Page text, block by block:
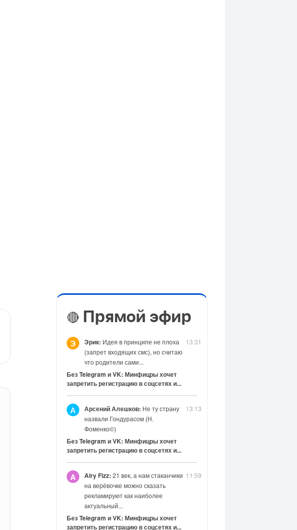
🔴 Прямой эфир
13:31
Э Эрик: Идея в принципе не плоха
(запрет входящих смс), но считаю
что родители сами...
Без Telegram и VK: Минфицры хочет
запретить регистрацию в соцсетях и...
13:13
А Арсений Алешков: Не ту страну
назвали Гондурасом (Н.
Фоменко©)
Без Telegram и VK: Минфицры хочет
запретить регистрацию в соцсетях и...
11:59
A Airy Fizz: 21 век, а нам стаканчики
на верёвочке можно сказать
рекламируют как наиболее
актуальный...
Без Telegram и VK: Минфицры хочет
запретить регистрацию в соцсетях и...